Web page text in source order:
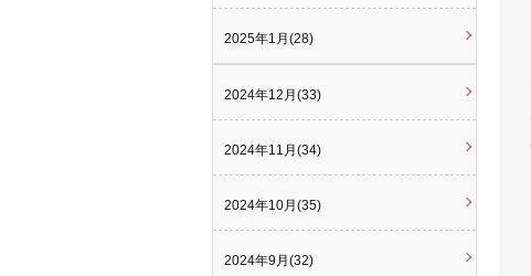
2025年1月(28)
2024年12月(33)
2024年11月(34)
2024年10月(35)
2024年9月(32)